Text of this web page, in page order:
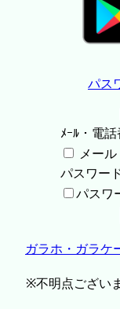
パス
ﾒｰﾙ・電
メー
パスワー
パスワ
ガラホ・ガラケ
※不明点ござい